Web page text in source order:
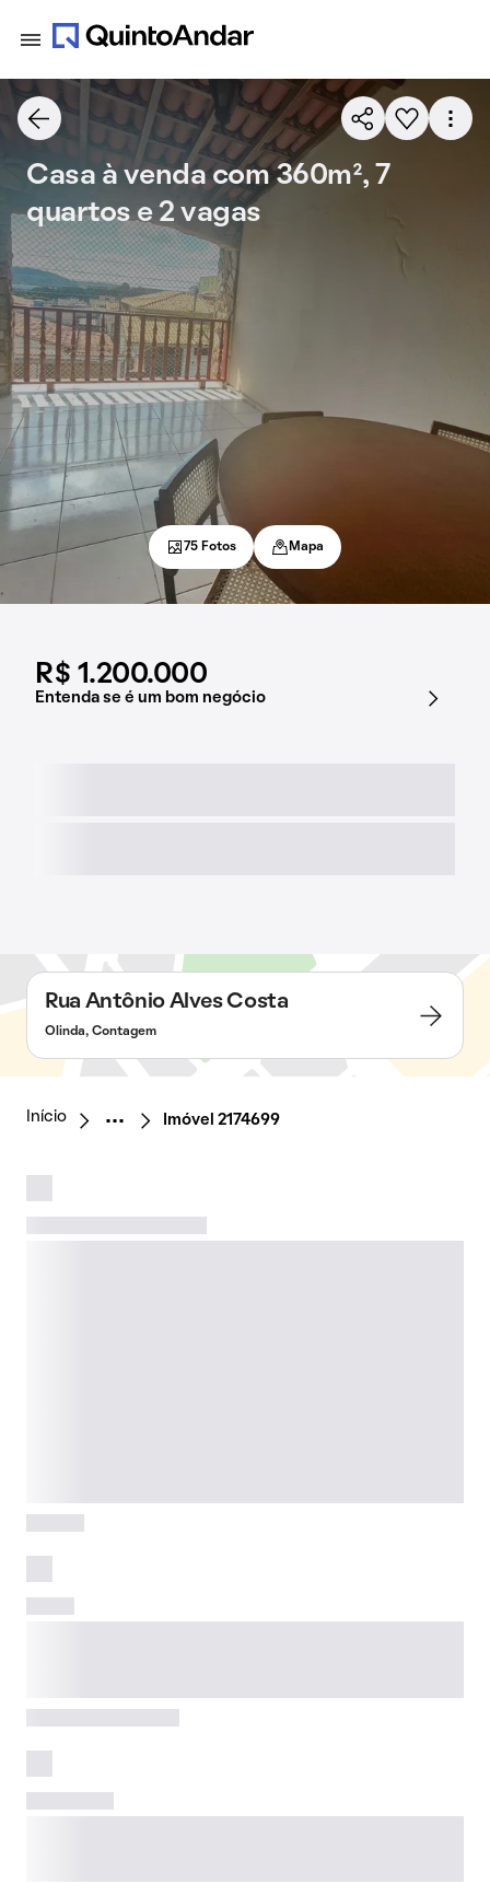
R$ 1.200.000
Entenda se é um bom negócio
Casa à venda com 360m², 7
quartos e 2 vagas
75 Fotos Mapa
Rua Antônio Alves Costa
Olinda, Contagem
Início Imóvel 2174699